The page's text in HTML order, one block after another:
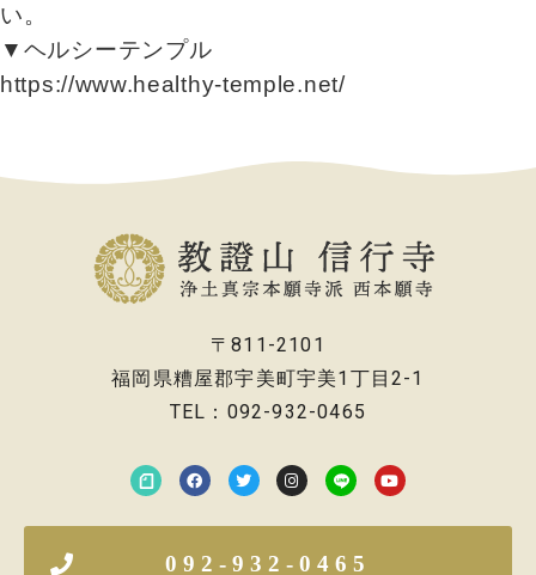
い。
▼ヘルシーテンプル
https://www.healthy-temple.net/
〒811-2101
福岡県糟屋郡宇美町宇美1丁目2-1
TEL：092-932-0465
092-932-0465